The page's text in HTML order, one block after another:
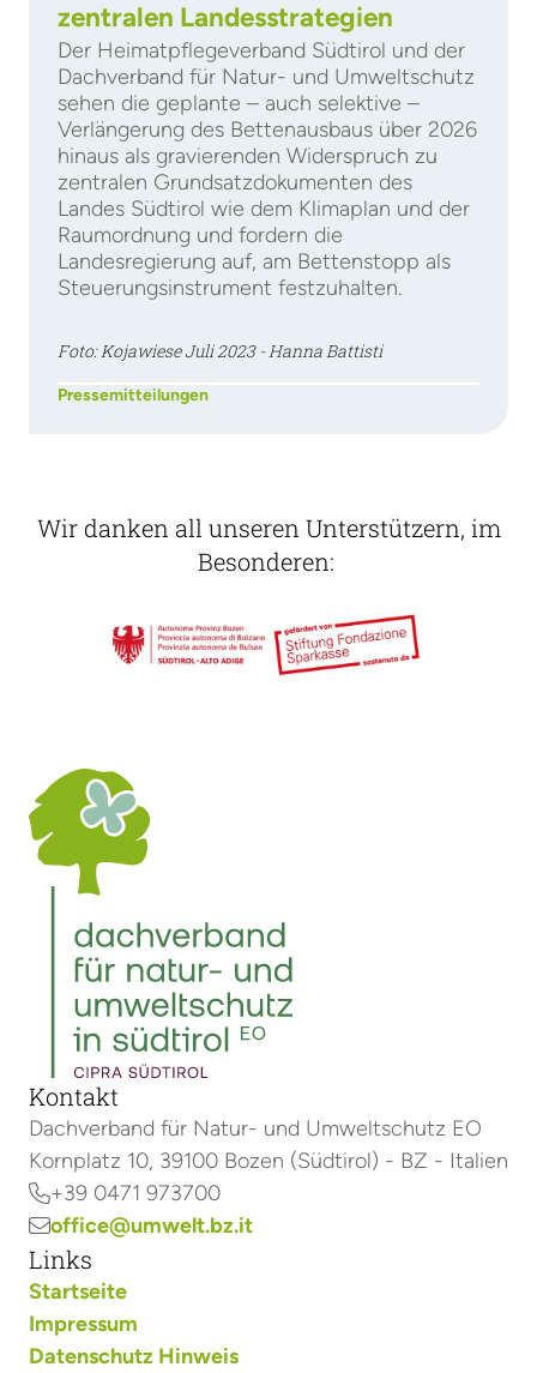
zentralen Landesstrategien
Der Heimatpflegeverband Südtirol und der
Dachverband für Natur- und Umweltschutz
sehen die geplante – auch selektive –
Verlängerung des Bettenausbaus über 2026
hinaus als gravierenden Widerspruch zu
zentralen Grundsatzdokumenten des
Landes Südtirol wie dem Klimaplan und der
Raumordnung und fordern die
Landesregierung auf, am Bettenstopp als
Steuerungsinstrument festzuhalten.
Foto: Kojawiese Juli 2023 - Hanna Battisti
Pressemitteilungen
Wir danken all unseren Unterstützern, im
Besonderen:
Kontakt
Dachverband für Natur- und Umweltschutz EO
Kornplatz 10, 39100 Bozen (Südtirol) - BZ - Italien
+39 0471 973700
office@umwelt.bz.it
Links
Startseite
Impressum
Datenschutz Hinweis